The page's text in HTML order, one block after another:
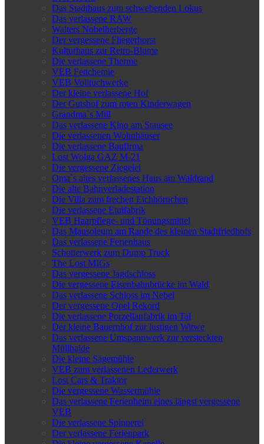
Das Stadthaus zum schwebenden Lokus
Das verlassene RAW
Walters Nobelherberge
Der vergessene Fliegerhorst
Kulturhaus zur Retro-Blume
Die verlassene Therme
VEB Fettchemie
VEB Volltuchwerke
Der kleine verlassene Hof
Der Gutshof zum roten Kinderwagen
Grandma`s Mill
Das verlassene Kino am Stausee
Die verlassenen Wohnhäuser
Die verlassene Baufirma
Lost Wolga GAZ M-21
Die vergessene Ziegelei
Oma`s altes verlassenes Haus am Waldrand
Die alte Bahnverladestation
Die Villa zum frechen Eichhörnchen
Die verlassene Etuifabrik
VEB Haarpflege- und Tönungsmittel
Das Mausoleum am Rande des kleinen Stadtfriedhofs
Das verlassene Ferienhaus
Schotterwerk zum Dump Truck
The Lost MIGs
Das vergessene Jagdschloss
Die vergessene Eisenbahnbrücke im Wald
Das verlassene Schloss im Nebel
Der vergessene Opel Rekord
Die verlassene Porzellanfabrik im Tal
Der kleine Bauernhof zur lustigen Witwe
Das verlassene Umspannwerk zur versteckten
Müllhalde
Die kleine Sägemühle
VEB zum verlassenen Lederwerk
Lost Cars & Traktor
Die vergessene Wassermühle
Das verlassene Ferienheim eines längst vergessene
VEB
Die verlassene Spinnerei
Der verlassene Ferienpark